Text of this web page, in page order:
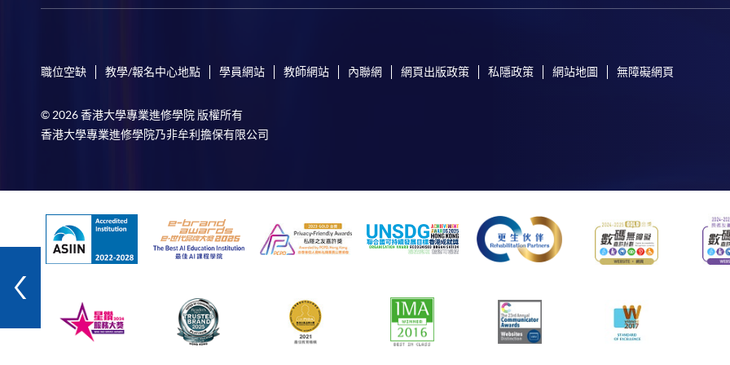
職位空缺 教學/報名中心地點 學員網站 教師網站 內聯網 網頁出版政策 私隱政策 網站地圖 無障礙網頁
© 2026 香港大學專業進修學院 版權所有
香港大學專業進修學院乃非牟利擔保有限公司